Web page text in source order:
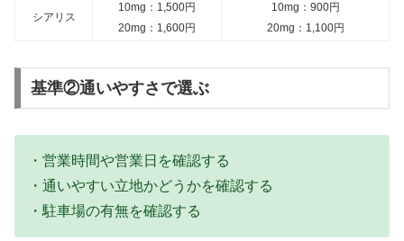
シアリス
10mg：1,500円
20mg：1,600円
10mg：900円
20mg：1,100円
基準②通いやすさで選ぶ
・営業時間や営業日を確認する
・通いやすい立地かどうかを確認する
・駐車場の有無を確認する